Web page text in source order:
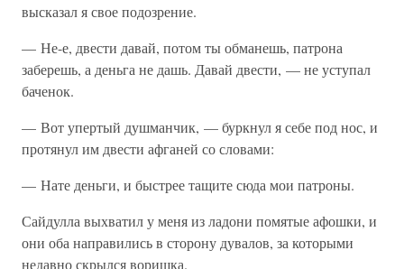
высказал я свое подозрение.
— Не-е, двести давай, потом ты обманешь, патрона
заберешь, а деньга не дашь. Давай двести, — не уступал
баченок.
— Вот упертый душманчик, — буркнул я себе под нос, и
протянул им двести афганей со словами:
— Нате деньги, и быстрее тащите сюда мои патроны.
Сайдулла выхватил у меня из ладони помятые афошки, и
они оба направились в сторону дувалов, за которыми
недавно скрылся воришка.